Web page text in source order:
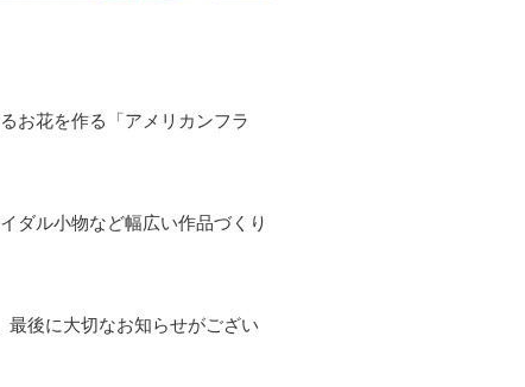
お花を作る「アメリカンフラ
ダル小物など幅広い作品づくり
後に大切なお知らせがござい